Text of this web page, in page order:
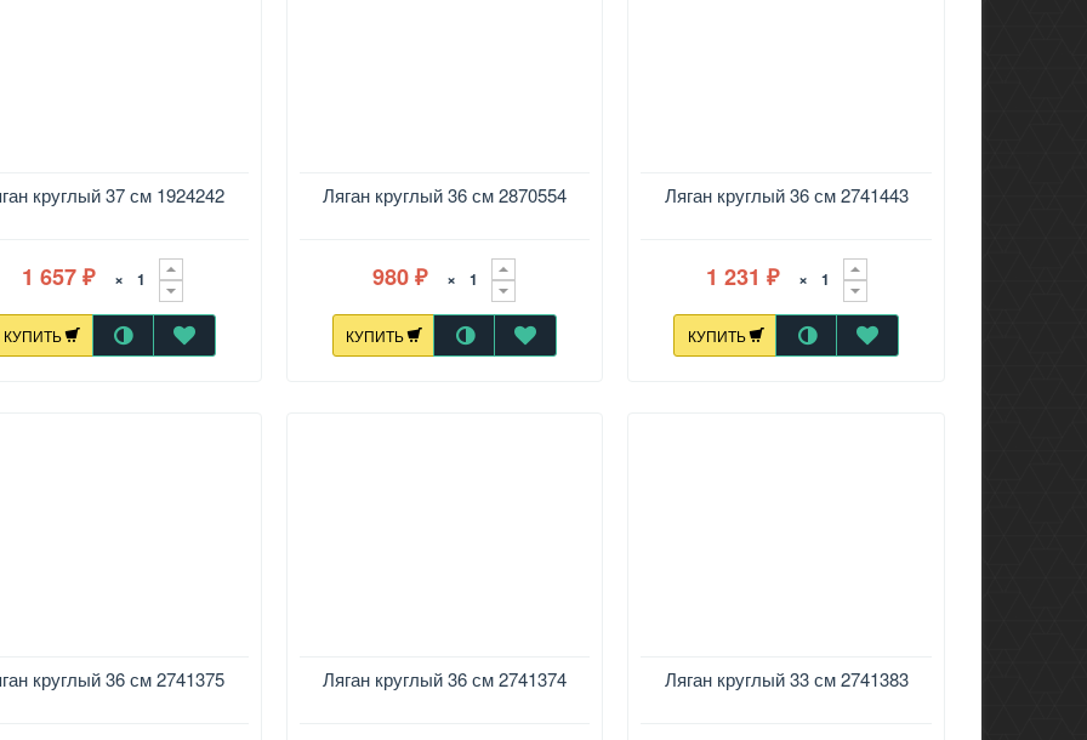
круглый 37 см 1924242
1 657₽ ×
КУПИТЬ
Ляган круглый 36 см 2870554
980₽ ×
КУПИТЬ
Ляган круглый 36 см 2741443
1 231 ₽ ×
КУПИТЬ
круглый 36 см 2741375 Ляган круглый 36 см 2741374 Ляган круглый 33 см 2741383